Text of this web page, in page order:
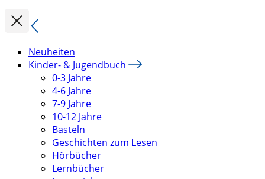
Neuheiten
Kinder- & Jugendbuch
0-3 Jahre
4-6 Jahre
7-9 Jahre
10-12 Jahre
Basteln
Geschichten zum Lesen
Hörbücher
Lernbücher